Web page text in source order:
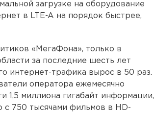
загрузке на оборудование
в LTE-A на порядок быстрее,
«МегаФона», только в
за последние шесть лет
интернет-трафика вырос в 50 раз.
оператора ежемесячно
1,5 миллиона гигабайт информации,
с 750 тысячами фильмов в HD-